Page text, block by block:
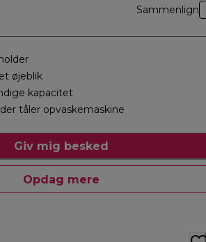
Sammenlign
øjeblik
kapacitet
tåler opvaskemaskine
Giv mig besked
Opdag mere